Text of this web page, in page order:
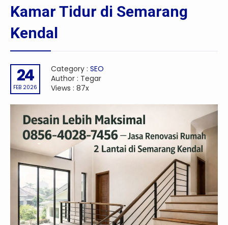
Kamar Tidur di Semarang
Kendal
24
FEB 2026
Category : SEO
Author : Tegar
Views : 87x